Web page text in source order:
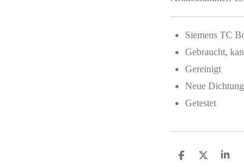
Siemens TC
Gebraucht,
Gereinigt
Neue
Getestet
T
T
T